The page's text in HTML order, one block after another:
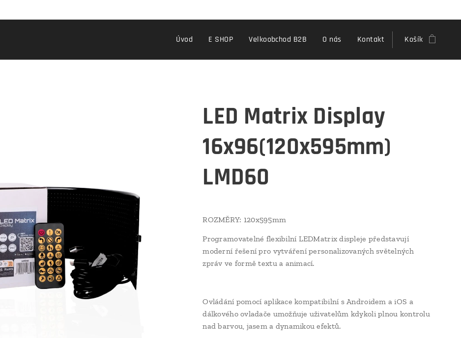
Úvod E SHOP Velkoobchod B2B O nás Kontakt Košík
LED Matrix Display
16x96(120x595mm)
LMD60
ROZMĚRY: 120x595mm
Programovatelné flexibilní LEDMatrix displeje představují
moderní řešení pro vytváření personalizovaných světelných
zpráv ve formě textu a animací.
Ovládání pomocí aplikace kompatibilní s Androidem a iOS a
dálkového ovladače umožňuje uživatelům kdykoli plnou kontrolu
nad barvou, jasem a dynamikou efektů.